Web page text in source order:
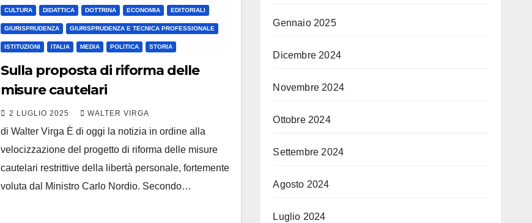
CULTURA DIDATTICA DOTTRINA ECONOMIA EDITORIALI
GIURISPRUDENZA GIURISPRUDENZA E TECNICA PROFESSIONALE
ISTITUZIONI ITALIA MEDIA POLITICA STORIA
Sulla proposta di riforma delle
misure cautelari
2 LUGLIO 2025 WALTER VIRGA
di Walter Virga È di oggi la notizia in ordine alla
velocizzazione del progetto di riforma delle misure
cautelari restrittive della libertà personale, fortemente
voluta dal Ministro Carlo Nordio. Secondo…
Gennaio 2025
Dicembre 2024
Novembre 2024
Ottobre 2024
Settembre 2024
Agosto 2024
Luglio 2024